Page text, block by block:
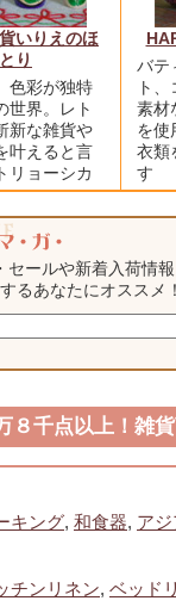
いりえのほ
とり
色彩が独特
世界。レト
新な雑貨や
叶えると言
リョーシカ
バテ
ト
素材
を使
衣類
す
セールや新着入荷情
るあなたにオススメ
８千点以上！雑
キング, 和食器, ア
チンリネン, ベッド